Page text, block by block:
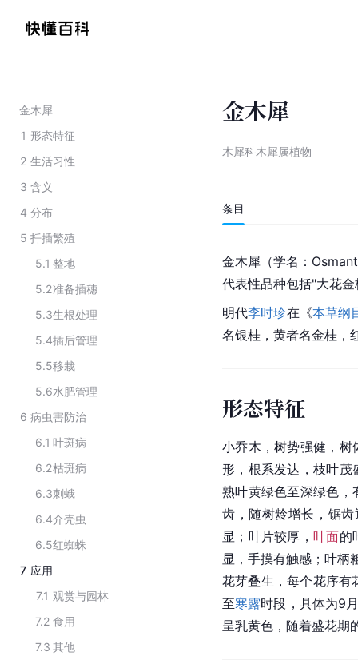
金木犀
1 形态特征
2 生活习性
3 含义
4 分布
5 扦插繁殖
5.1 整地
5.2准备插穗
5.3生根处理
5.4插后管理
5.5移栽
5.6水肥管理
6 病虫害防治
6.1 叶斑病
6.2枯斑病
6.3刺蛾
6.4介壳虫
6.5红蜘蛛
7 应用
7.1 观赏与园林
7.2 食用
7.3 其他
金木犀
木犀科木犀属植物
条目
金木犀（学名：
代表性品种包括"大花
明代李时珍在《本草纲
名银桂 ，黄者名金桂，
形态特征
小乔木，树势强健，
形，根系发达，枝叶茂
熟叶黄绿色至深绿色，
齿，随树龄增长，锯
显；叶片较厚，叶面的
显，手摸有触感；叶柄
花芽叠生，每个花序有
至寒露时段，具体为9
呈乳黄色，随着盛花期